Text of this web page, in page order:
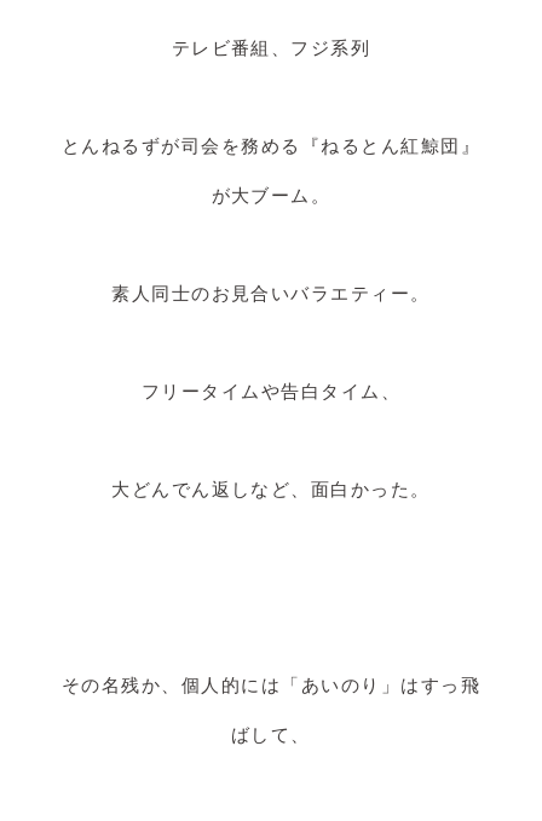
テレビ番組、フジ系列
とんねるずが司会を務める『ねるとん紅鯨団』
が大ブーム。
素人同士のお見合いバラエティー。
フリータイムや告白タイム、
大どんでん返しなど、面白かった。
その名残か、個人的には「あいのり」はすっ飛
ばして、